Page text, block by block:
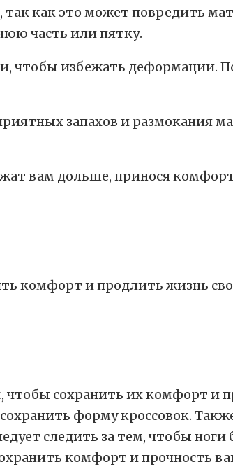
как это может повредить
часть или пятку.
чтобы избежать деформации.
запахов и размокания
вам дольше, принося
комфорт и продлить жизнь
сохранить их комфорт и
форму кроссовок.
следить за тем, чтобы
комфорт и прочность